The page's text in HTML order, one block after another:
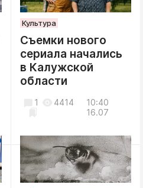
Культура
Съемки нового
сериала начались
в Калужской
области
10:40
16.07
1 4414